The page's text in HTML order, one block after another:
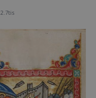
2.7tis